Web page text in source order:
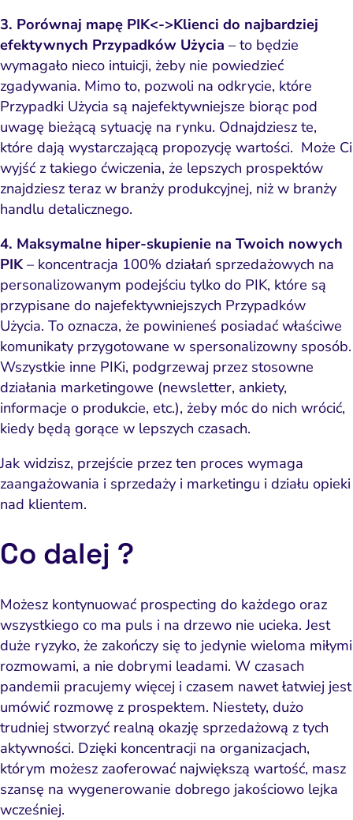
w AI Search
Zarządzanie reputacją
3. Porównaj mapę PIK<->Klienci do najbardziej
efektywnych Przypadków Użycia – to będzie
wymagało nieco intuicji, żeby nie powiedzieć
zgadywania. Mimo to, pozwoli na odkrycie, które
Przypadki Użycia są najefektywniejsze biorąc pod
uwagę bieżącą sytuację na rynku. Odnajdziesz te,
które dają wystarczającą propozycję wartości. Może Ci
wyjść z takiego ćwiczenia, że lepszych prospektów
znajdziesz teraz w branży produkcyjnej, niż w branży
handlu detalicznego.
4. Maksymalne hiper-skupienie na Twoich nowych
PIK– koncentracja 100% działań sprzedażowych na
personalizowanym podejściu tylko do PIK, które są
przypisane do najefektywniejszych Przypadków
Użycia. To oznacza, że powinieneś posiadać właściwe
komunikaty przygotowane w spersonalizowny sposób.
Wszystkie inne PIKi, podgrzewaj przez stosowne
działania marketingowe (newsletter, ankiety,
informacje o produkcie, etc.), żeby móc do nich wrócić,
kiedy będą gorące w lepszych czasach.
Jak widzisz, przejście przez ten proces wymaga
zaangażowania i sprzedaży i marketingu i działu opieki
nad klientem.
Co dalej ?
Możesz kontynuować prospecting do każdego oraz
wszystkiego co ma puls i na drzewo nie ucieka. Jest
duże ryzyko, że zakończy się to jedynie wieloma miłymi
rozmowami, a nie dobrymi leadami. W czasach
pandemii pracujemy więcej i czasem nawet łatwiej jest
umówić rozmowę z prospektem. Niestety, dużo
trudniej stworzyć realną okazję sprzedażową z tych
aktywności. Dzięki koncentracji na organizacjach,
którym możesz zaoferować największą wartość, masz
szansę na wygenerowanie dobrego jakościowo lejka
wcześniej.